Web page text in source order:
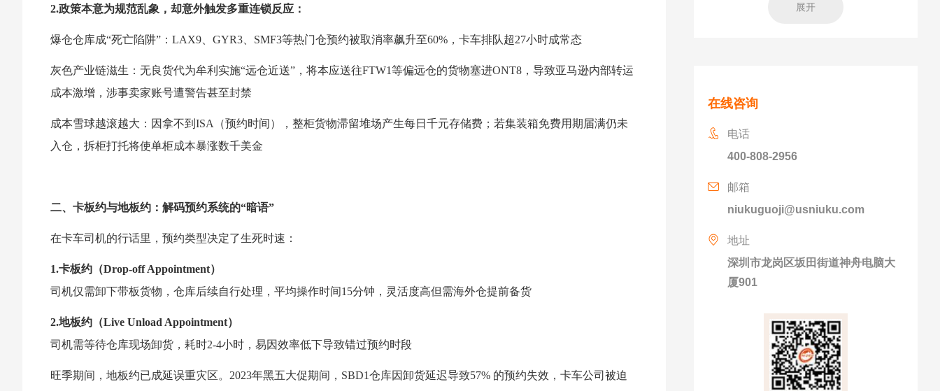
2.政策本意为规范乱象，却意外触发多重连锁反应：
爆仓仓库成“死亡陷阱”：LAX9、GYR3、SMF3等热门仓预约被取消率飙升至60%，卡车排队超27小时成常态
灰色产业链滋生：无良货代为牟利实施“远仓近送”，将本应送往FTW1等偏远仓的货物塞进ONT8，导致亚马逊内部转运
成本激增，涉事卖家账号遭警告甚至封禁
成本雪球越滚越大：因拿不到ISA（预约时间），整柜货物滞留堆场产生每日千元存储费；若集装箱免费用期届满仍未
入仓，拆柜打托将使单柜成本暴涨数千美金
二、卡板约与地板约：解码预约系统的“暗语”
在卡车司机的行话里，预约类型决定了生死时速：
1.卡板约（Drop-off Appointment）
司机仅需卸下带板货物，仓库后续自行处理，平均操作时间15分钟，灵活度高但需海外仓提前备货
2.地板约（Live Unload Appointment）
司机需等待仓库现场卸货，耗时2-4小时，易因效率低下导致错过预约时段
旺季期间，地板约已成延误重灾区。2023年黑五大促期间，SBD1仓库因卸货延迟导致57% 的预约失效，卡车公司被迫
展开
在线咨询
电话
400-808-2956
邮箱
niukuguoji@usniuku.com
地址
深圳市龙岗区坂田街道神舟电脑大
厦901